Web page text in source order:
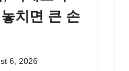
놓치면 큰 손
6, 2026